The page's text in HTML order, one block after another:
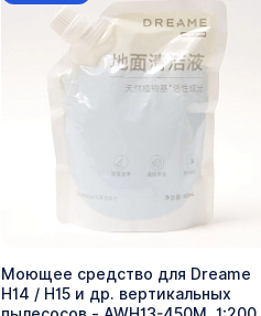
Моющее средство для Dreame
H14 / H15 и др. вертикальных